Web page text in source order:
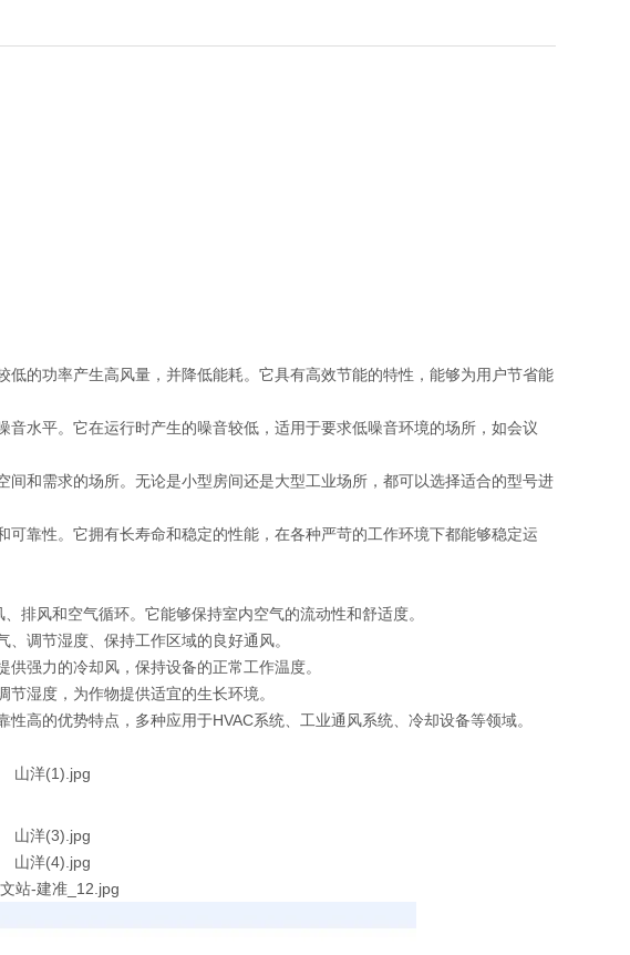
的功率产生高风量，并降低能耗。它具有高效节能的特性，能够为用户节省能
水平。它在运行时产生的噪音较低，适用于要求低噪音环境的场所，如会议
和需求的场所。无论是小型房间还是大型工业场所，都可以选择适合的型号进
靠性。它拥有长寿命和稳定的性能，在各种严苛的工作环境下都能够稳定运
排风和空气循环。它能够保持室内空气的流动性和舒适度。
调节湿度、保持工作区域的良好通风。
强力的冷却风，保持设备的正常工作温度。
湿度，为作物提供适宜的生长环境。
高的优势特点，多种应用于HVAC系统、工业通风系统、冷却设备等领域。